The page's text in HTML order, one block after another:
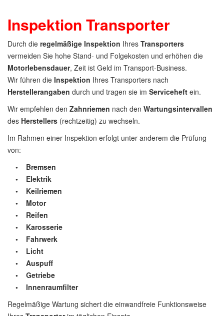
Inspektion Transporter
Durch die regelmäßige Inspektion Ihres Transporters
vermeiden Sie hohe Stand- und Folgekosten und erhöhen die
Motorlebensdauer, Zeit ist Geld im Transport-Business.
Wir führen die Inspektion Ihres Transporters nach
Herstellerangaben durch und tragen sie im Serviceheft ein.
Wir empfehlen den Zahnriemen nach den Wartungsintervallen
des Herstellers (rechtzeitig) zu wechseln.
Im Rahmen einer Inspektion erfolgt unter anderem die Prüfung
von:
• Bremsen
• Elektrik
• Keilriemen
• Motor
• Reifen
• Karosserie
• Fahrwerk
• Licht
• Auspuff
• Getriebe
• Innenraumfilter
Regelmäßige Wartung sichert die einwandfreie Funktionsweise